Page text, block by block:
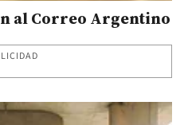
al Correo Argentino